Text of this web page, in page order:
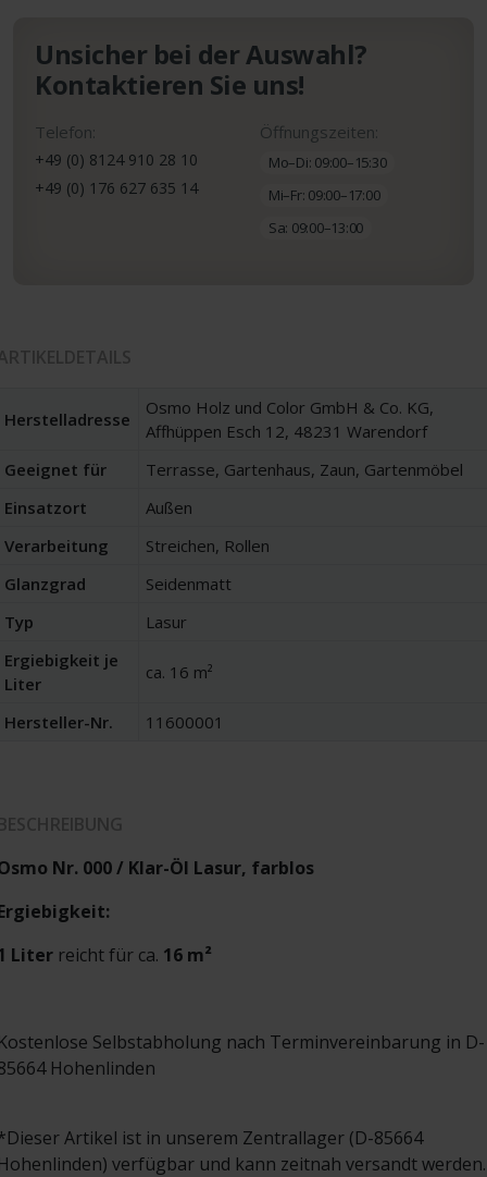
Herstelladresse
Osmo Holz und Color GmbH & Co. KG,
Affhüppen Esch 12, 48231 Warendorf
Geeignet für
Terrasse, Gartenhaus, Zaun, Gartenmöbel
Einsatzort
Außen
Verarbeitung
Streichen, Rollen
Glanzgrad
Seidenmatt
Typ
Lasur
Ergiebigkeit je
Liter
ca. 16 m²
Hersteller-Nr. 11600001
Nr. 000 / Klar-Öl Lasur, farblos
Liter reicht für ca. 16 m²
Selbstabholung nach Terminvereinbarung in D-
Hohenlinden
Artikel ist in unserem Zentrallager (D-85664
verfügbar und kann zeitnah versandt werden.
Unsicher bei der Auswahl?
Kontaktieren Sie uns!
Telefon:
+49 (0) 8124 910 28 10
+49 (0) 176 627 635 14
Öffnungszeiten:
Mo–Di: 09:00–15:30
Mi–Fr: 09:00–17:00
Sa: 09:00–13:00